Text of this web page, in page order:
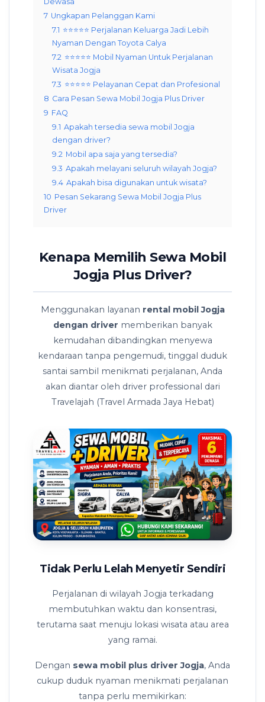
7 Ungkapan Pelanggan Kami
7.1 ⭐⭐⭐⭐⭐ Perjalanan Keluarga Jadi Lebih
Nyaman Dengan Toyota Calya
7.2 ⭐⭐⭐⭐⭐ Mobil Nyaman Untuk Perjalanan
Wisata Jogja
7.3 ⭐⭐⭐⭐⭐ Pelayanan Cepat dan Profesional
8 Cara Pesan Sewa Mobil Jogja Plus Driver
9 FAQ
9.1 Apakah tersedia sewa mobil Jogja
dengan driver?
9.2 Mobil apa saja yang tersedia?
9.3 Apakah melayani seluruh wilayah Jogja?
9.4 Apakah bisa digunakan untuk wisata?
10 Pesan Sekarang Sewa Mobil Jogja Plus
Driver
Kenapa Memilih Sewa Mobil
Jogja Plus Driver?
Menggunakan layanan rental mobil Jogja
dengan driver memberikan banyak
kemudahan dibandingkan menyewa
kendaraan tanpa pengemudi, tinggal duduk
santai sambil menikmati perjalanan, Anda
akan diantar oleh driver professional dari
Travelajah (Travel Armada Jaya Hebat)
Tidak Perlu Lelah Menyetir Sendiri
Perjalanan di wilayah Jogja terkadang
membutuhkan waktu dan konsentrasi,
terutama saat menuju lokasi wisata atau area
yang ramai.
Dengan sewa mobil plus driver Jogja, Anda
cukup duduk nyaman menikmati perjalanan
tanpa perlu memikirkan: